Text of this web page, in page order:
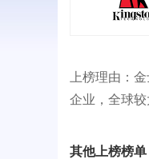
上榜理由：
企业，全球
其他上榜榜单